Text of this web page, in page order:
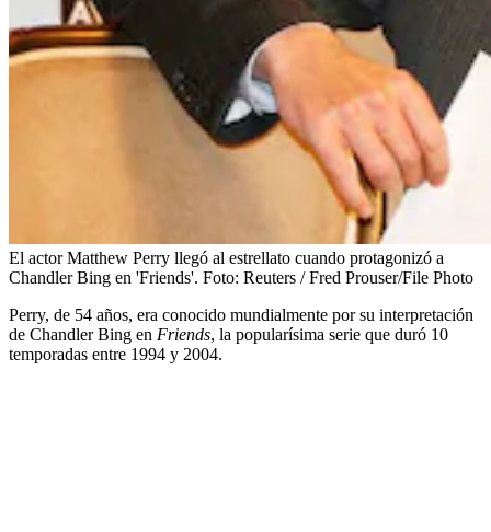
El actor Matthew Perry llegó al estrellato cuando protagonizó a
Chandler Bing en 'Friends'. Foto: Reuters / Fred Prouser/File Photo
Perry, de 54 años, era conocido mundialmente por su interpretación
de Chandler Bing en Friends, la popularísima serie que duró 10
temporadas entre 1994 y 2004.